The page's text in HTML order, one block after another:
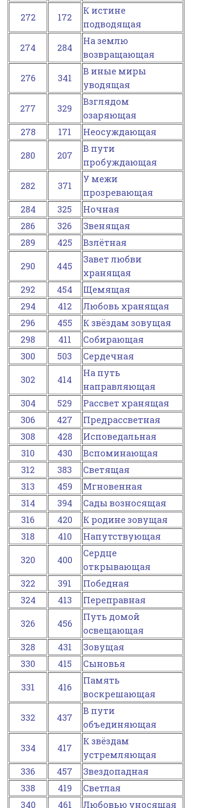
272
172
К истине
подводящая
274
284
На землю
возвращающая
276
341
В иные миры
уводящая
277
329
Взглядом
озаряющая
278
171
Неосуждающая
280
207
В пути
пробуждающая
282
371
У межи
прозревающая
284
325
Ночная
286
326
Звенящая
289
425
Взлётная
290
445
Завет любви
хранящая
292
454
Щемящая
294
412
Любовь хранящая
296
455
К звёздам зовущая
298
411
Собирающая
300
503
Сердечная
302
414
На путь
направляющая
304
529
Рассвет хранящая
306
427
Предрассветная
308
428
Исповедальная
310
430
Вспоминающая
312
383
Светящая
313
459
Мгновенная
314
394
Сады возносящая
316
420
К родине зовущая
318
410
Напутствующая
320
400
Сердце
открывающая
322
391
Победная
324
413
Переправная
326
456
Путь домой
освещающая
328
431
Зовущая
330
415
Сыновья
331
416
Память
воскрешающая
332
437
В пути
объединяющая
334
417
К звёздам
устремляющая
336
457
Звездопадная
338
419
Светлая
340
461 Любовью уносящая